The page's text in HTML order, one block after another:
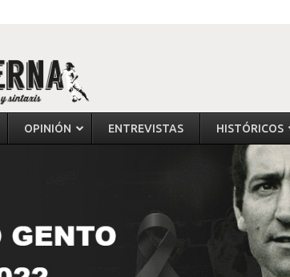
OPINIÓN ENTREVISTAS HISTÓRICOS